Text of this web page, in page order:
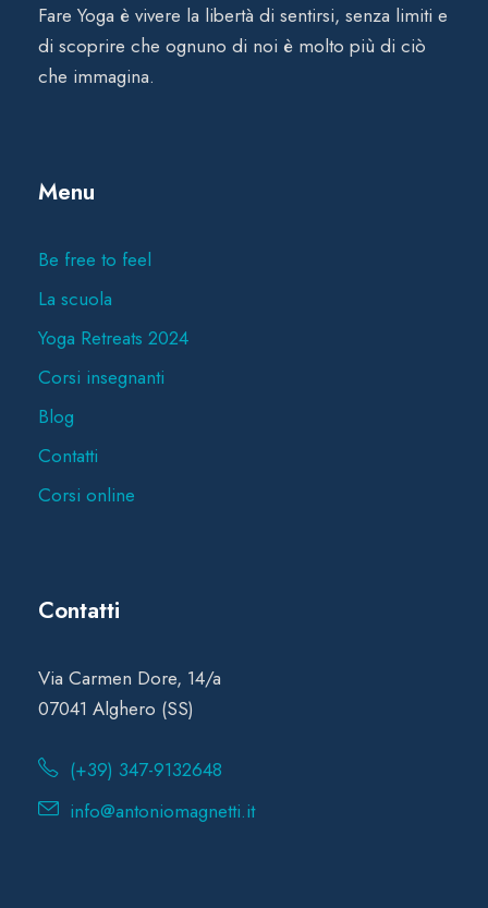
Fare Yoga è vivere la libertà di sentirsi, senza limiti e
di scoprire che ognuno di noi è molto più di ciò
che immagina.
Menu
Be free to feel
La scuola
Yoga Retreats 2024
Corsi insegnanti
Blog
Contatti
Corsi online
Contatti
Via Carmen Dore, 14/a
07041 Alghero (SS)
(+39) 347-9132648
info@antoniomagnetti.it